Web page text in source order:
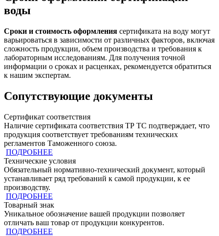
воды
Сроки и стоимость оформления сертификата на воду могут
варьироваться в зависимости от различных факторов, включая
сложность продукции, объем производства и требования к
лабораторным исследованиям. Для получения точной
информации о сроках и расценках, рекомендуется обратиться
к нашим экспертам.
Сопутствующие документы
Сертификат соответствия
Наличие сертификата соответствия ТР ТС подтверждает, что
продукция cоответствует требованиям технических
регламентов Таможенного союза.
ПОДРОБНЕЕ
Технические условия
Обязательный нормативно-технический документ, который
устанавливает ряд требований к самой продукции, к ее
производству.
ПОДРОБНЕЕ
Товарный знак
Уникальное обозначение вашей продукции позволяет
отличать ваш товар от продукции конкурентов.
ПОДРОБНЕЕ